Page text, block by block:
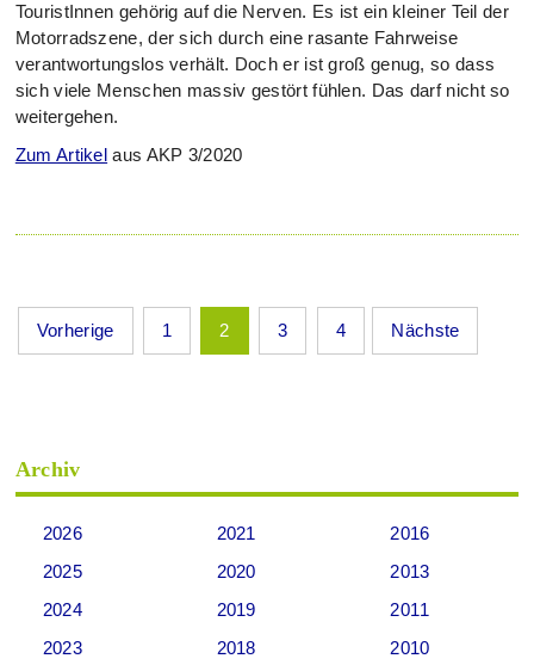
TouristInnen gehörig auf die Nerven. Es ist ein kleiner Teil der
Motorradszene, der sich durch eine rasante Fahrweise
verantwortungslos verhält. Doch er ist groß genug, so dass
sich viele Menschen massiv gestört fühlen. Das darf nicht so
weitergehen.
Zum Artikel aus AKP 3/2020
Seitennummerierung
der
Vorherige 1 2 3 4 Nächste
Archiv
2026
2025
2024
2023
2021
2020
2019
2018
2016
2013
2011
2010